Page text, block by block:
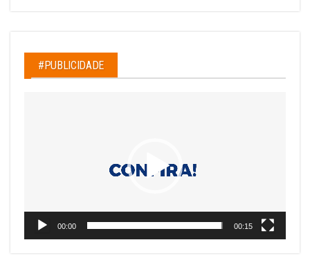
#PUBLICIDADE
00:00 00:15